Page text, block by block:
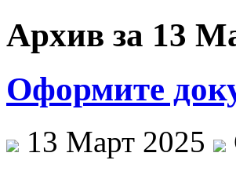
Архив за 13
Оформите
13 Март 2025